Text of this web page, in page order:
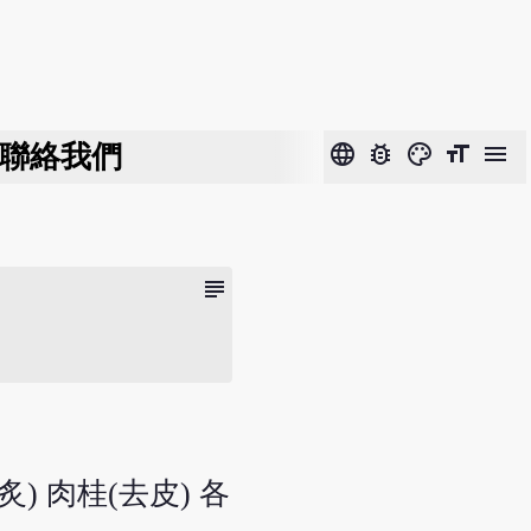
絡我們 language bug_report color_lens format_size menu
subject
) 肉桂(去皮) 各